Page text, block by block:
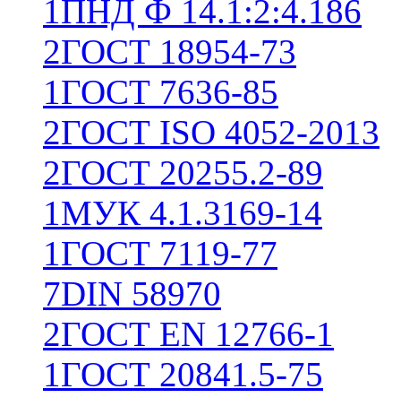
1ПНД Ф 14.1:2:4.186
2ГОСТ 18954-73
1ГОСТ 7636-85
2ГОСТ ISO 4052-2013
2ГОСТ 20255.2-89
1МУК 4.1.3169-14
1ГОСТ 7119-77
7DIN 58970
2ГОСТ EN 12766-1
1ГОСТ 20841.5-75